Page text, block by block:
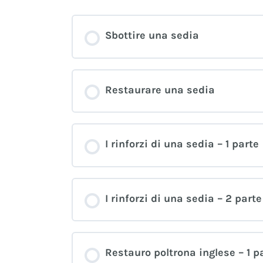
Sbottire una sedia
Restaurare una sedia
I rinforzi di una sedia – 1 parte
I rinforzi di una sedia – 2 parte
Restauro poltrona inglese – 1